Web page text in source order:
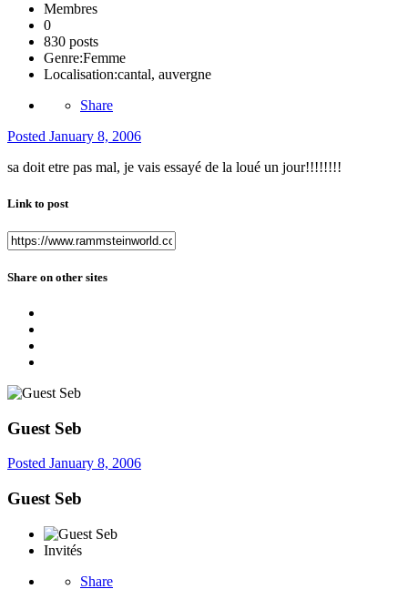
Membres
0
830 posts
Genre:Femme
Localisation:cantal, auvergne
Share
Posted January 8, 2006
sa doit etre pas mal, je vais essayé de la loué un jour!!!!!!!!
Link to post
Share on other sites
Guest Seb
Posted January 8, 2006
Guest Seb
Invités
Share